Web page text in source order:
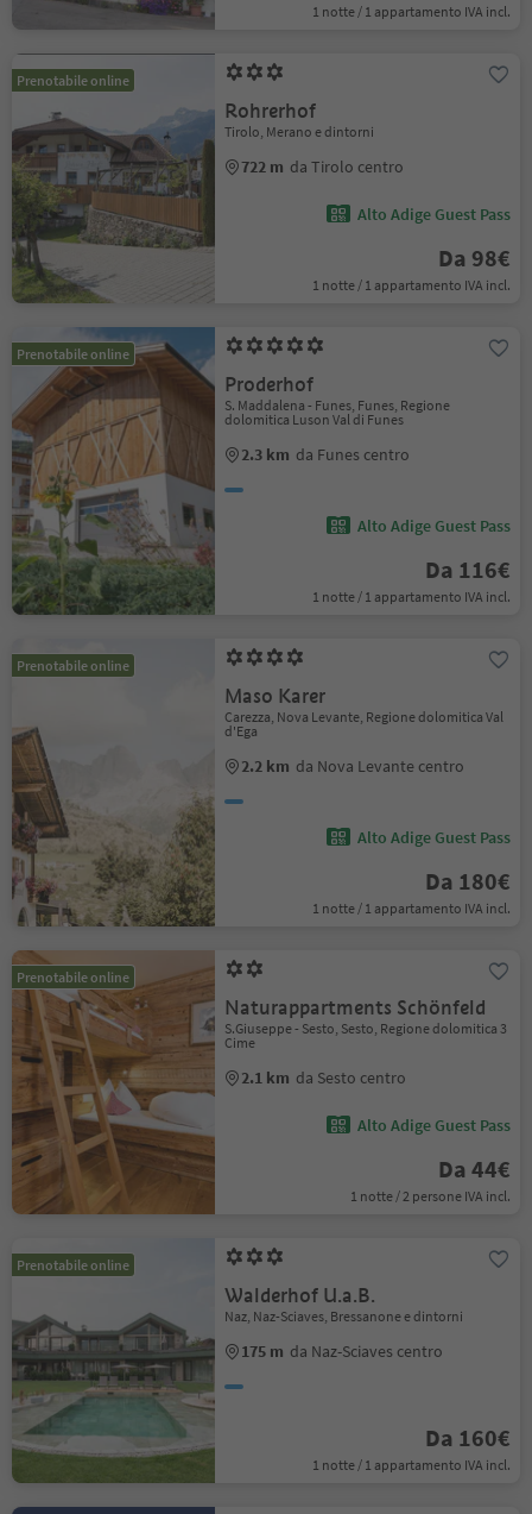
1 notte / 1 appartamento IVA incl.
Prenotabile online
Rohrerhof
Tirolo, Merano e dintorni
722 m da Tirolo centro
Alto Adige Guest Pass
Da 98€
1 notte / 1 appartamento IVA incl.
Prenotabile online
Proderhof
S. Maddalena - Funes, Funes, Regione
dolomitica Luson Val di Funes
2.3 km da Funes centro
Alto Adige Guest Pass
Da 116€
1 notte / 1 appartamento IVA incl.
Prenotabile online
Maso Karer
Carezza, Nova Levante, Regione dolomitica Val
d'Ega
2.2 km da Nova Levante centro
Alto Adige Guest Pass
Da 180€
1 notte / 1 appartamento IVA incl.
Prenotabile online
Naturappartments Schönfeld
S.Giuseppe - Sesto, Sesto, Regione dolomitica 3
Cime
2.1 km da Sesto centro
Alto Adige Guest Pass
Da 44€
1 notte / 2 persone IVA incl.
Prenotabile online
Walderhof U.a.B.
Naz, Naz-Sciaves, Bressanone e dintorni
175 m da Naz-Sciaves centro
Da 160€
1 notte / 1 appartamento IVA incl.